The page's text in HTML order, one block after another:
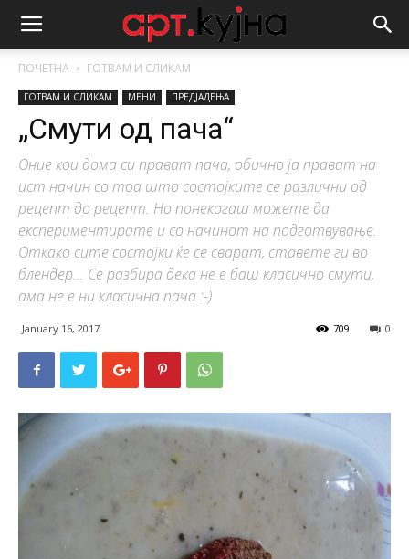
ПОЧЕТНА ГОТВАМ И СЛИКАМ
ГОТВАМ И СЛИКАМ МЕНИ ПРЕДЈАДЕЊА
„Смути од пача“
Оние кои дома си прават пача, обично ја прават на
ист начин со тоа што состојките се различни од
рецепт до рецепт. Но понекогаш можете да
експериментирате и со начинот на подготвување.
Откако сите состојки ќе се сварат, ставете ги во
блендер... Се разбира дека не е баш класично смути,
ама не е ни класична пача :-)
January 16, 2017 0
709